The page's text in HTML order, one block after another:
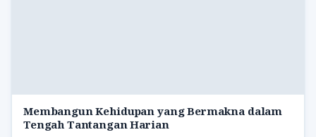
Membangun Kehidupan yang Bermakna dalam
Tengah Tantangan Harian